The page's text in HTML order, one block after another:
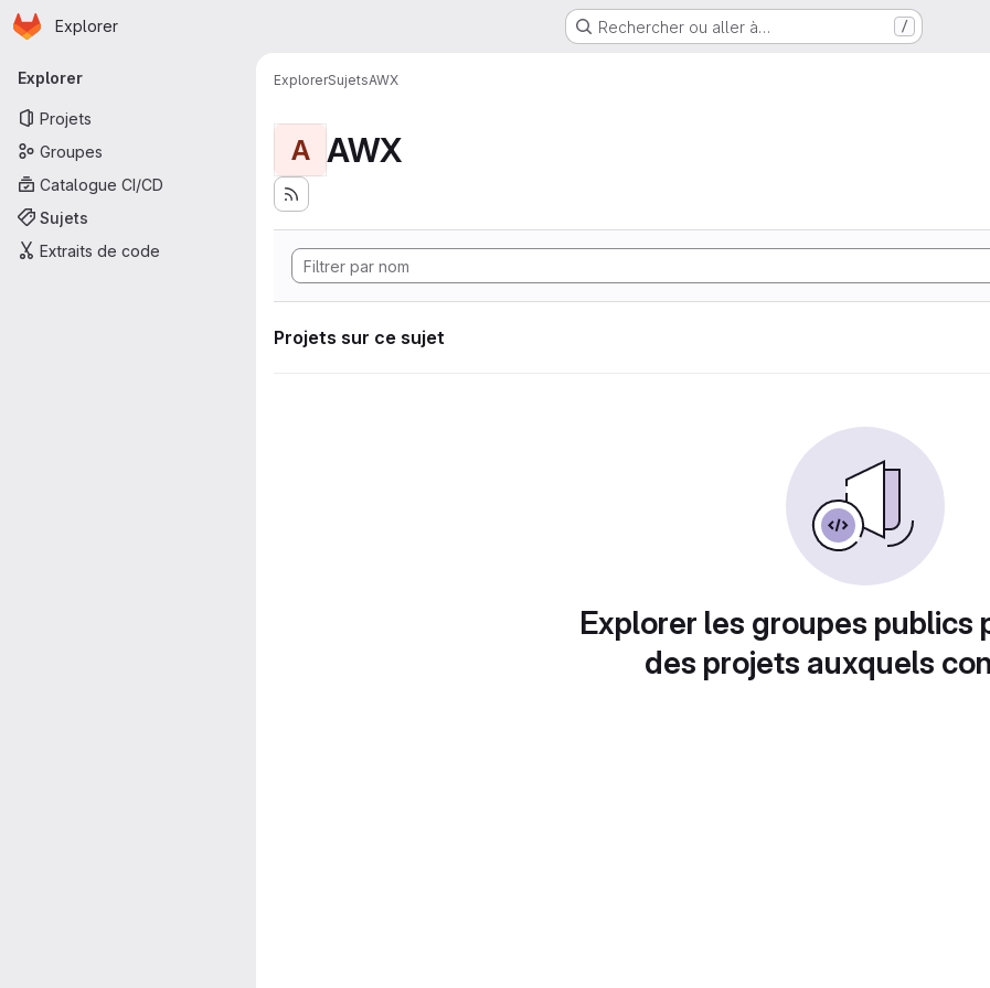
Passer au contenu principal
Page d'accueil
Explorer Rechercher ou aller à… /
Navigation principale
Explorer
Projets
Groupes
Catalogue CI/CD
Sujets
Extraits de code
ExplorerSujetsAWX
A AWX
Projets sur ce sujet
Explorer les groupes publics
des projets auxquels